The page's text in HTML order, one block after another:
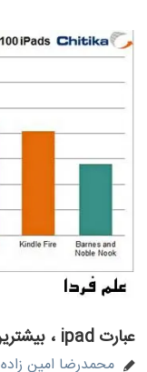
عبارت ipad ، بیشترین جستجو در بین تبلت ها
محمدرضا امین زاده